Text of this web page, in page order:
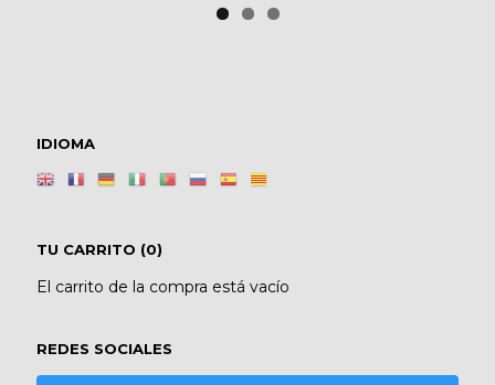
IDIOMA
TU CARRITO (0)
El carrito de la compra está vacío
REDES SOCIALES